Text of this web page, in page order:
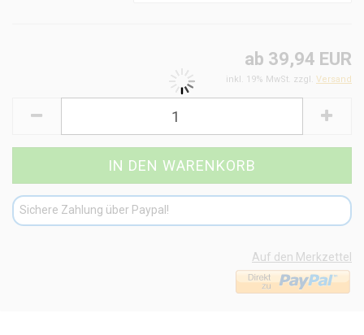
ab 39,94 EUR
inkl. 19% MwSt. zzgl. Versand
Sichere Zahlung über Paypal!
Auf den Merkzettel